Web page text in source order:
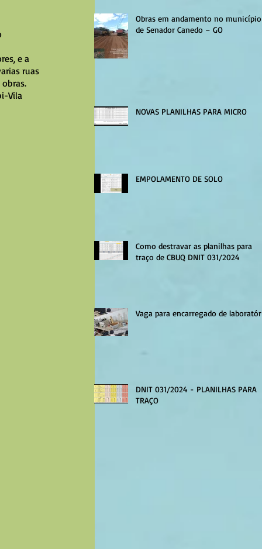
e a
ruas
Vila
Obras em andamento no município
de Senador Canedo – GO
NOVAS PLANILHAS PARA MICRO
EMPOLAMENTO DE SOLO
Como destravar as planilhas para
traço de CBUQ DNIT 031/2024
Vaga para encarregado de
DNIT 031/2024 - PLANILHAS PARA
TRAÇO